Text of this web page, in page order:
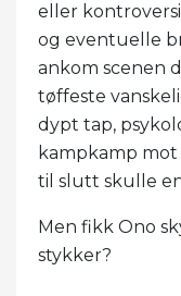
eller
og eventuelle
ankom scenen
tøffeste
dypt tap,
kampkamp
til slutt skulle
Men fikk Ono
stykker?